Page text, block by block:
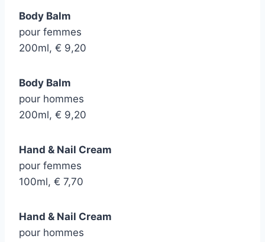
Body Balm
pour femmes
200ml, € 9,20
Body Balm
pour hommes
200ml, € 9,20
Hand & Nail Cream
pour femmes
100ml, € 7,70
Hand & Nail Cream
pour hommes